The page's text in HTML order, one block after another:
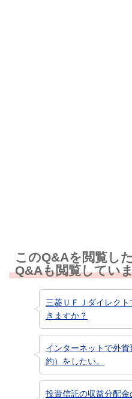
このQ&Aを閲覧し
Q&Aも閲覧してい
三菱ＵＦＪダイレク
きますか？
インターネットで外
約）をしたい。
投資信託の収益分配金